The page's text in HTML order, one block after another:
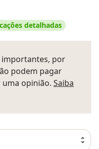
detalhadas
importantes, por
podem pagar
opinião. Saiba